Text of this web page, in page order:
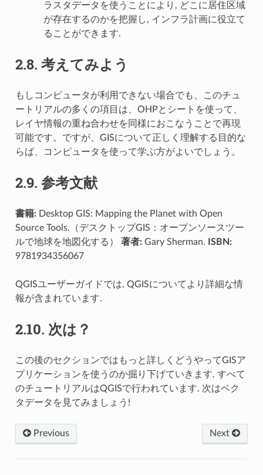
ラスタデータを使うことにより, どこに居住区域
が存在するのかを把握し, インフラ計画に役立て
ることができます.
2.8. 考えてみよう
もしコンピュータが利用できない場合でも、このチュ
ートリアルの多くの項目は、OHPとシートを使って、
レイヤ情報の重ね合わせを同様におこなうことで再現
可能です。ですが、GISについて正しく理解する目的な
らば、コンピュータを使って学ぶ方がよいでしょう。
2.9. 参考文献
書籍:Desktop GIS: Mapping the Planet with Open
Source Tools.（デスクトップGIS：オープンソースツー
ルで地球を地図化する） 著者:Gary Sherman.
ISBN:
9781934356067
QGISユーザーガイドでは, QGISについてより詳細な情
報が含まれています.
2.10. 次は？
この後のセクションではもっと詳しくどうやってGISア
プリケーションを使うのか掘り下げていきます. すべて
のチュートリアルはQGISで行われています. 次はベク
タデータを見てみましょう!
Previous Next